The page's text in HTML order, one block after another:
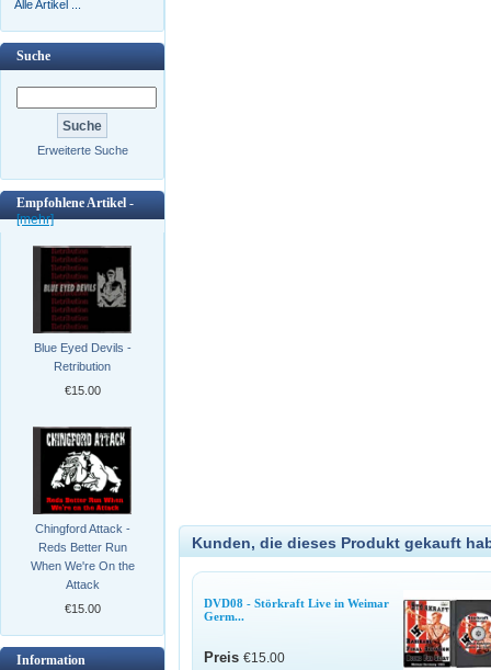
Alle Artikel ...
Suche
Erweiterte Suche
Empfohlene Artikel -
[mehr]
Blue Eyed Devils -
Retribution
€15.00
Chingford Attack -
Reds Better Run
When We're On the
Attack
€15.00
Information
Kunden, die dieses Produkt gekauft
DVD08 - Störkraft Live in Weimar
Germ...
Preis €15.00